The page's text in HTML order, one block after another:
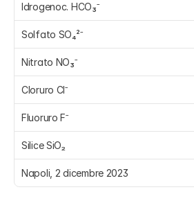
Idrogenoc. HCO₃ˉ
Solfato SO₄²ˉ
Nitrato NO₃ˉ
Cloruro Clˉ
Fluoruro Fˉ
Silice SiO₂
Napoli, 2 dicembre 2023